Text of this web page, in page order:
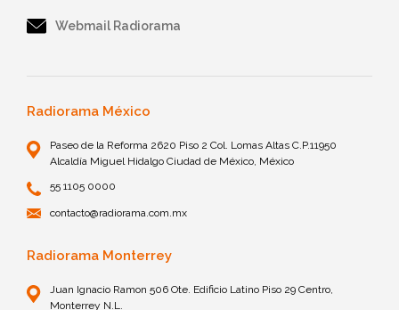
Webmail Radiorama
Radiorama México
Paseo de la Reforma 2620 Piso 2 Col. Lomas Altas C.P.11950
Alcaldía Miguel Hidalgo Ciudad de México, México
55 1105 0000
contacto@radiorama.com.mx
Radiorama Monterrey
Juan Ignacio Ramon 506 Ote. Edificio Latino Piso 29 Centro,
Monterrey N.L.